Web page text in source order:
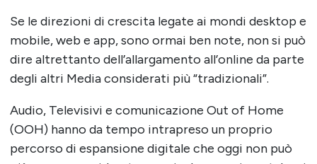
Se le direzioni di crescita legate ai mondi desktop e
mobile, web e app, sono ormai ben note, non si può
dire altrettanto dell’allargamento all’online da parte
degli altri Media considerati più “tradizionali”.
Audio, Televisivi e comunicazione Out of Home
(OOH) hanno da tempo intrapreso un proprio
percorso di espansione digitale che oggi non può